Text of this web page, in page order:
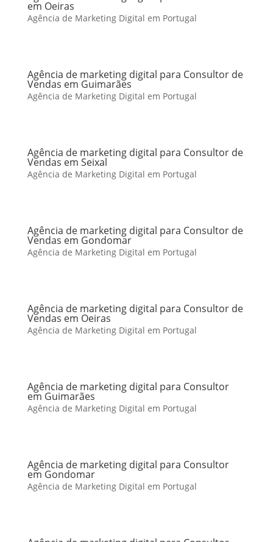
em Oeiras
Agência de Marketing Digital em Portugal
Agência de marketing digital para Consultor de
Vendas em Guimarães
Agência de Marketing Digital em Portugal
Agência de marketing digital para Consultor de
Vendas em Seixal
Agência de Marketing Digital em Portugal
Agência de marketing digital para Consultor de
Vendas em Gondomar
Agência de Marketing Digital em Portugal
Agência de marketing digital para Consultor de
Vendas em Oeiras
Agência de Marketing Digital em Portugal
Agência de marketing digital para Consultor
em Guimarães
Agência de Marketing Digital em Portugal
Agência de marketing digital para Consultor
em Gondomar
Agência de Marketing Digital em Portugal